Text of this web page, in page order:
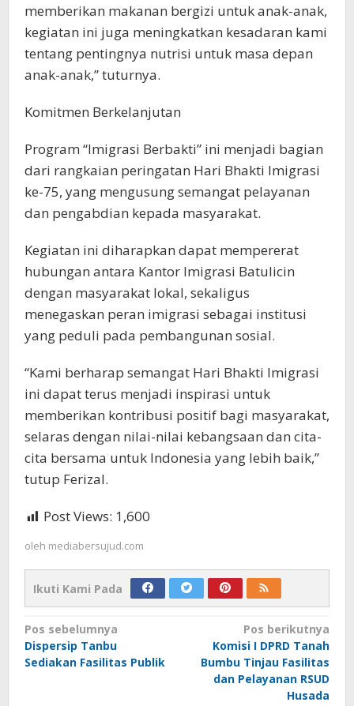
memberikan makanan bergizi untuk anak-anak,
kegiatan ini juga meningkatkan kesadaran kami
tentang pentingnya nutrisi untuk masa depan
anak-anak,” tuturnya.
Komitmen Berkelanjutan
Program “Imigrasi Berbakti” ini menjadi bagian
dari rangkaian peringatan Hari Bhakti Imigrasi
ke-75, yang mengusung semangat pelayanan
dan pengabdian kepada masyarakat.
Kegiatan ini diharapkan dapat mempererat
hubungan antara Kantor Imigrasi Batulicin
dengan masyarakat lokal, sekaligus
menegaskan peran imigrasi sebagai institusi
yang peduli pada pembangunan sosial.
“Kami berharap semangat Hari Bhakti Imigrasi
ini dapat terus menjadi inspirasi untuk
memberikan kontribusi positif bagi masyarakat,
selaras dengan nilai-nilai kebangsaan dan cita-
cita bersama untuk Indonesia yang lebih baik,”
tutup Ferizal.
Post Views: 1,600
oleh mediabersujud.com
Ikuti Kami Pada
Navigasi
pos
Pos sebelumnya
Dispersip Tanbu
Sediakan Fasilitas Publik
Pos berikutnya
Komisi I DPRD Tanah
Bumbu Tinjau Fasilitas
dan Pelayanan RSUD
Husada